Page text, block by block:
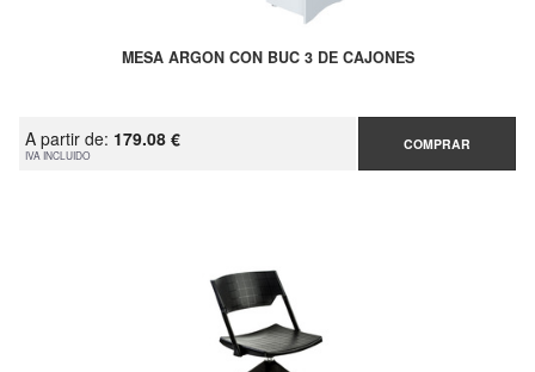
MESA ARGON CON BUC 3 DE CAJONES
A partir de: 179.08 €
IVA INCLUIDO
COMPRAR